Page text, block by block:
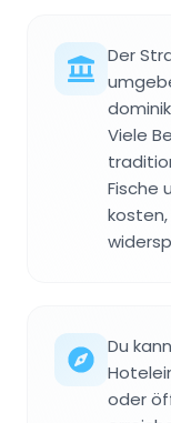
Der
Viele
Fische
Du
oder